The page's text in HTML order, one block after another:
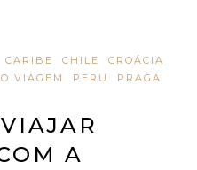
CARIBE CHILE
CROÁCIA
VIAGEM PERU
PRAGA
A